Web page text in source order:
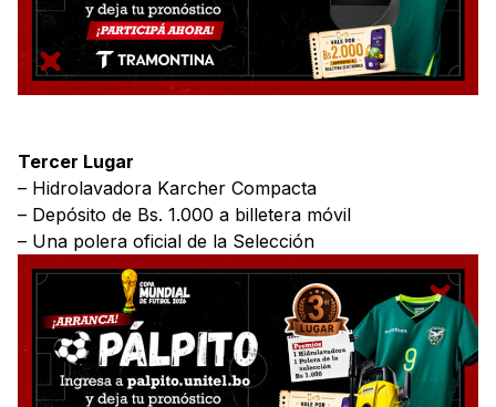
Tercer Lugar
– Hidrolavadora Karcher Compacta
– Depósito de Bs. 1.000 a billetera móvil
– Una polera oficial de la Selección